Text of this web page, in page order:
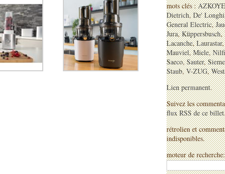
mots clés :
Dietrich,De' Longhi
General Electric,
Jura,Küppersbusch,
Lacanche,Laurastar
Mauviel,Miele,
Saeco,Sauter,
Staub,V-ZUG,
Lien permanent.
Suivez les
flux RSS de ce billet
rétrolien et
indisponibles.
moteur de recherche: